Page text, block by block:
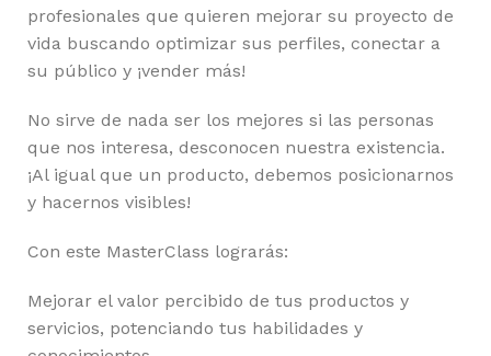
profesionales que quieren mejorar su proyecto de
vida buscando optimizar sus perfiles, conectar a
su público y ¡vender más!
No sirve de nada ser los mejores si las personas
que nos interesa, desconocen nuestra existencia.
¡Al igual que un producto, debemos posicionarnos
y hacernos visibles!
Con este MasterClass lograrás:
Mejorar el valor percibido de tus productos y
servicios, potenciando tus habilidades y